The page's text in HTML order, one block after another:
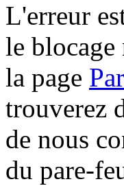
L'erreur
le blocage
la page
trouverez
de nous
du pare-